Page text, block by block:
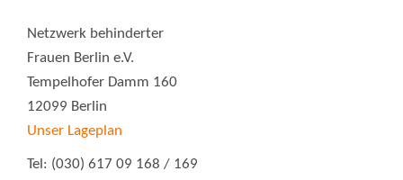
Netzwerk behinderter
Frauen Berlin e.V.
Tempelhofer Damm 160
12099 Berlin
Unser Lageplan
Tel: (030) 617 09 168 / 169